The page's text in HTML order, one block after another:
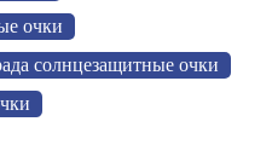
очки
солнцезащитные очки